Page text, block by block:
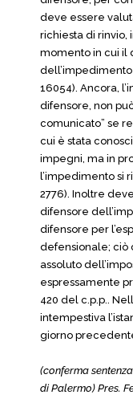
deve essere
richiesta di rinvio,
momento in cui il
dell’impedimento
16054). Ancora,
difensore, non
comunicato” se
cui è stata
impegni, ma in
l’impedimento si
2776). Inoltre
difensore
difensore per
defensionale; ciò
assoluto
espressamente
420 del c.p.p..
intempestiva
giorno
(conferma
di Palermo) Pres.